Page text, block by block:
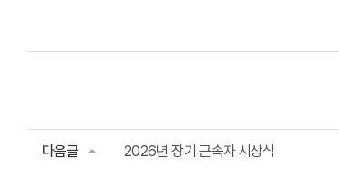
다음글 2026년 장기 근속자 시상식